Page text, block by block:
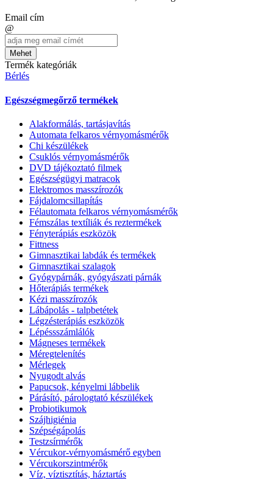
Email cím
@
Mehet
Termék kategóriák
Bérlés
Egészségmegőrző termékek
Alakformálás, tartásjavítás
Automata felkaros vérnyomásmérők
Chi készülékek
Csuklós vérnyomásmérők
DVD tájékoztató filmek
Egészségügyi matracok
Elektromos masszírozók
Fájdalomcsillapítás
Félautomata felkaros vérnyomásmérők
Fémszálas textíliák és reztermékek
Fényterápiás eszközök
Fittness
Gimnasztikai labdák és termékek
Gimnasztikai szalagok
Gyógypárnák, gyógyászati párnák
Hőterápiás termékek
Kézi masszírozók
Lábápolás - talpbetétek
Légzésterápiás eszközök
Lépéssszámlálók
Mágneses termékek
Méregtelenítés
Mérlegek
Nyugodt alvás
Papucsok, kényelmi lábbelik
Párásító, párologtató készülékek
Probiotikumok
Szájhigiénia
Szépségápolás
Testzsírmérők
Vércukor-vérnyomásmérő egyben
Vércukorszintmérők
Víz, víztisztítás, háztartás